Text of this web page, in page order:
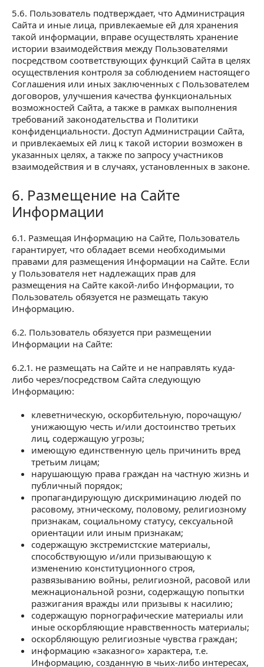
5.6. Пользователь подтверждает, что Администрация
Сайта и иные лица, привлекаемые ей для хранения
такой информации, вправе осуществлять хранение
истории взаимодействия между Пользователями
посредством соответствующих функций Сайта в целях
осуществления контроля за соблюдением настоящего
Соглашения или иных заключенных с Пользователем
договоров, улучшения качества функциональных
возможностей Сайта, а также в рамках выполнения
требований законодательства и Политики
конфиденциальности. Доступ Администрации Сайта,
и привлекаемых ей лиц к такой истории возможен в
указанных целях, а также по запросу участников
взаимодействия и в случаях, установленных в законе.
6. Размещение на Сайте Информации
6. Размещение на Сайте
Информации
6.1. Размещая Информацию на Сайте, Пользователь
гарантирует, что обладает всеми необходимыми
правами для размещения Информации на Сайте. Если
у Пользователя нет надлежащих прав для
размещения на Сайте какой-либо Информации, то
Пользователь обязуется не размещать такую
Информацию.
6.2. Пользователь обязуется при размещении
Информации на Сайте:
6.2.1. не размещать на Сайте и не направлять куда-
либо через/посредством Сайта следующую
Информацию:
клеветническую, оскорбительную, порочащую/
унижающую честь и/или достоинство третьих
лиц, содержащую угрозы;
имеющую единственную цель причинить вред
третьим лицам;
нарушающую права граждан на частную жизнь и
публичный порядок;
пропагандирующую дискриминацию людей по
расовому, этническому, половому, религиозному
признакам, социальному статусу, сексуальной
ориентации или иным признакам;
содержащую экстремистские материалы,
способствующую и/или призывающую к
изменению конституционного строя,
развязыванию войны, религиозной, расовой или
межнациональной розни, содержащую попытки
разжигания вражды или призывы к насилию;
содержащую порнографические материалы или
иные оскорбляющие нравственность материалы;
оскорбляющую религиозные чувства граждан;
информацию «заказного» характера, т.е.
Информацию, созданную в чьих-либо интересах,